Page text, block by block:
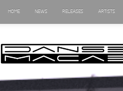
HOME NEWS RELEASES ARTISTS